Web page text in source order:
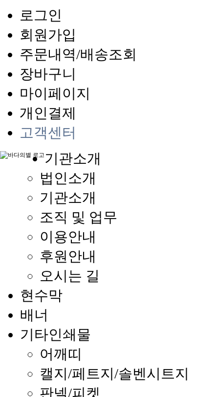
로그인
회원가입
주문내역/배송조회
장바구니
마이페이지
개인결제
고객센터
기관소개
법인소개
기관소개
조직 및 업무
이용안내
후원안내
오시는 길
현수막
배너
기타인쇄물
어깨띠
캘지/페트지/솔벤시트지
판넬/피켓